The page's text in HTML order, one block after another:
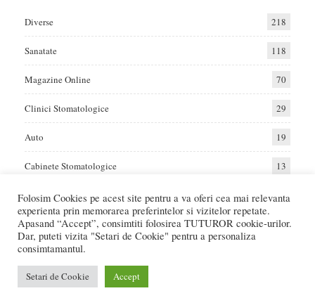
Diverse 218
Sanatate 118
Magazine Online 70
Clinici Stomatologice 29
Auto 19
Cabinete Stomatologice 13
Home Auto Diverse Sanatate
Va raportam cele mai bune oferte de servicii si produse din Romania. Recenzii
Online care va ajuta sa faceti cea mai buna alegere.
Folosim Cookies pe acest site pentru a va oferi cea mai relevanta
experienta prin memorarea preferintelor si vizitelor repetate.
Apasand “Accept”, consimtiti folosirea TUTUROR cookie-urilor.
Dar, puteti vizita "Setari de Cookie" pentru a personaliza
consimtamantul.
Setari de Cookie Accept